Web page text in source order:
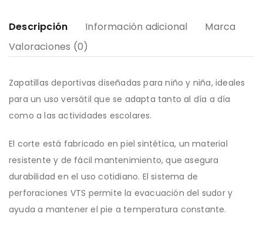
Descripción Información adicional
Marca
Valoraciones (0)
Zapatillas deportivas diseñadas para niño y niña, ideales
para un uso versátil que se adapta tanto al día a día
como a las actividades escolares.
El corte está fabricado en piel sintética, un material
resistente y de fácil mantenimiento, que asegura
durabilidad en el uso cotidiano. El sistema de
perforaciones VTS permite la evacuación del sudor y
ayuda a mantener el pie a temperatura constante.